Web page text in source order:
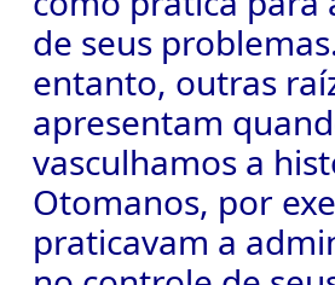
de seus
entanto, outras
apresentam
vasculhamos a
Otomanos, por
praticavam a